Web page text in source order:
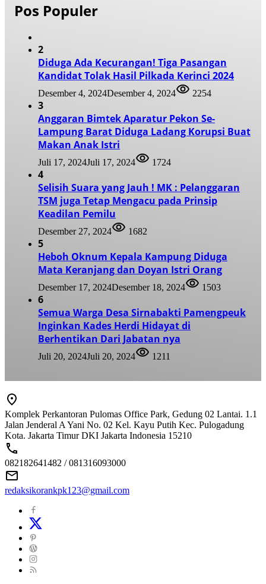
Pos Populer
2
Diduga Ada Kecurangan! Tiga Pasangan
Kandidat Tolak Hasil Pilkada Kerinci 2024
Desember 4, 2024Desember 4, 2024 2254
3
Anggaran Bimtek Aparatur Pekon Se-
Lampung Barat Diduga Ladang Korupsi Buat
Makan Anak Istri
Juli 17, 2024Juli 17, 2024 1724
4
Selisih Suara yang Jauh ! MK : Pelanggaran
TSM juga Tetap Mengacu pada Prinsip
Keadilan Pemilu
Desember 27, 2024 1682
5
Heboh Oknum Kepala Kampung Diduga
Mata Keranjang dan Doyan Istri Orang
Desember 17, 2024Desember 18, 2024 1503
6
Semua Warga Desa Sirnabakti Pamengpeuk
Inginkan Kades Herdi Hidayat di
Berhentikan Dari Jabatan nya
Juli 20, 2024Juli 20, 2024 1211
Komplek Perkantoran Pulomas Office Park, Gedung 02 Lantai. 1.1
Jalan Jenderal A Yani No. 02 Kel. Kayu Putih Kec. Pulogadung
Kota. Jakarta Timur DKI Jakarta Indonesia 15210
082182641482 / 081316093000
redaksikorankpk123@gmail.com